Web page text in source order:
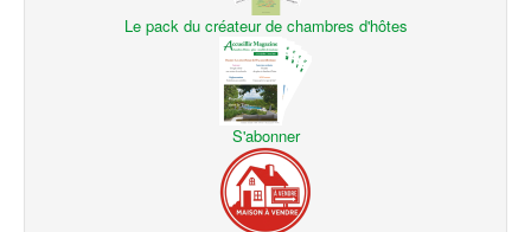
Le pack du créateur de chambres d'hôtes
S'abonner